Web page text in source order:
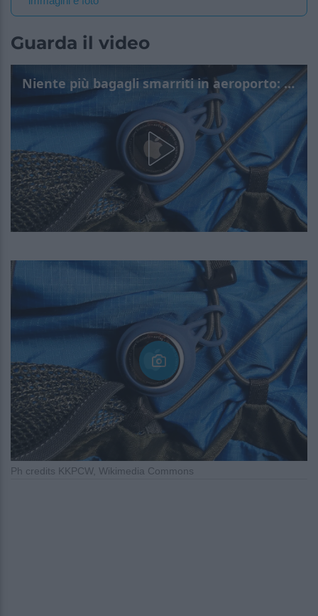
Guarda il video
Niente più bagagli smarriti in aeroporto: la rivoluzione AirTag prosegue con grandi novità
Ph credits KKPCW, Wikimedia Commons